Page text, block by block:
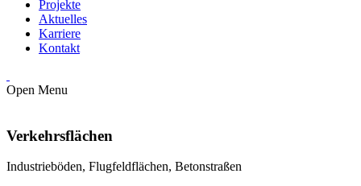
Projekte
Aktuelles
Karriere
Kontakt
Open Menu
Verkehrsflächen
Industrieböden, Flugfeldflächen, Betonstraßen